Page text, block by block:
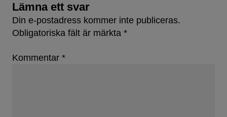
Lämna ett svar
Din e-postadress kommer inte publiceras.
Obligatoriska fält är märkta *
Kommentar *